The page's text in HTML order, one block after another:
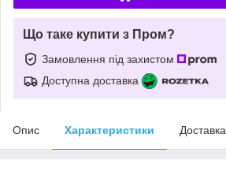
Що таке купити з Пром?
Замовлення під захистом
Доступна доставка
Опис Характеристики Доставка